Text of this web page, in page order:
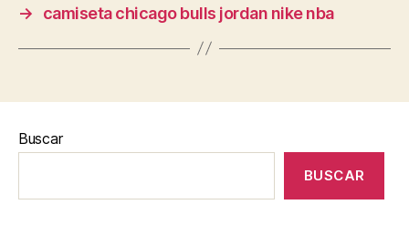
→
camiseta chicago bulls jordan nike nba
Buscar
BUSCAR